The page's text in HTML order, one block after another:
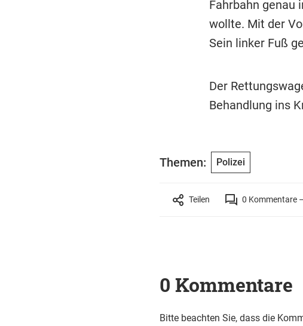
Fahrbahn genau
wollte. Mit der
Sein linker Fuß
Der
Behandlung ins
Themen: Polizei
Teilen 0 Kommentare –
0 Kommentare
Bitte beachten Sie, dass die